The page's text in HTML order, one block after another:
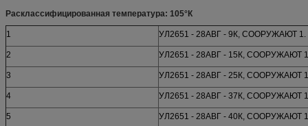
Расклассифицированная температура: 105°К
1 УЛ2651 - 28АВГ - 9К, СООРУЖАЮТ
2 УЛ2651 - 28АВГ - 15К, СООРУЖАЮТ
3 УЛ2651 - 28АВГ - 25К, СООРУЖАЮТ
4 УЛ2651 - 28АВГ - 37К, СООРУЖАЮТ
5 УЛ2651 - 28АВГ - 40К, СООРУЖАЮТ